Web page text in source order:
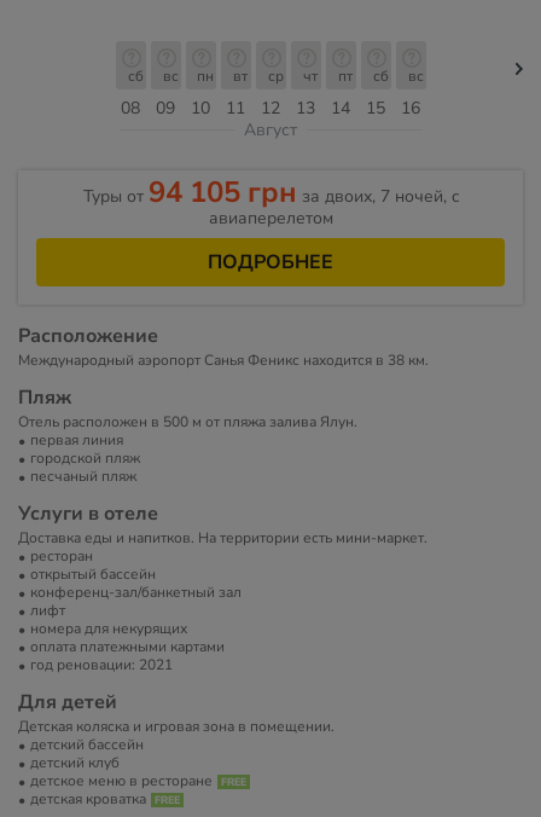
08
сб
09
вс
10
пн
11
вт
12
ср
13
чт
14
пт
15
сб
16
вс
Август
Туры от 94 105 грн за двоих, 7 ночей, c
авиаперелетом
ПОДРОБНЕЕ
Расположение
Международный аэропорт Санья Феникс находится в 38 км.
Пляж
Отель расположен в 500 м от пляжа залива Ялун.
первая линия
городской пляж
песчаный пляж
Услуги в отеле
Доставка еды и напитков. На территории есть мини-маркет.
ресторан
открытый бассейн
конференц-зал/банкетный зал
лифт
номера для некурящих
оплата платежными картами
год реновации: 2021
Для детей
Детская коляска и игровая зона в помещении.
детский бассейн
детский клуб
детское меню в ресторане
детская кроватка